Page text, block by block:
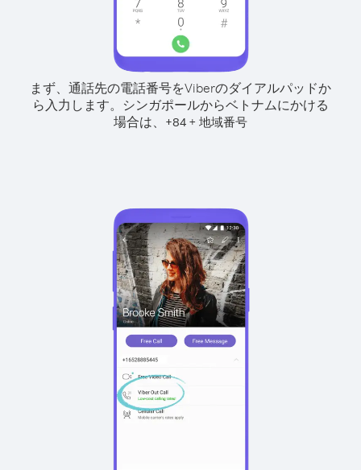
まず、通話先の電話番号をViberのダイアルパッドか
ら入力します。 シンガポールからベトナムにかける
場合は、 +84 + 地域番号